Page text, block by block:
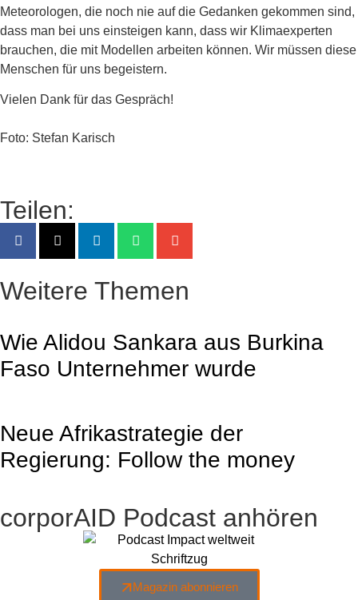
Meteorologen, die noch nie auf die Gedanken gekommen sind,
dass man bei uns einsteigen kann, dass wir Klimaexperten
brauchen, die mit Modellen arbeiten können. Wir müssen diese
Menschen für uns begeistern.
Vielen Dank für das Gespräch!
Foto: Stefan Karisch
Teilen:
Weitere Themen
Wie Alidou Sankara aus Burkina
Faso Unternehmer wurde
Neue Afrikastrategie der
Regierung: Follow the money
corporAID Podcast anhören
Magazin abonnieren